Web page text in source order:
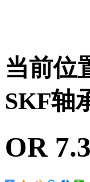
当前位
SKF轴
OR